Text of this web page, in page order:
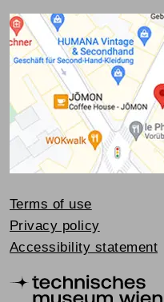
Terms of use
Privacy policy
Accessibility statement